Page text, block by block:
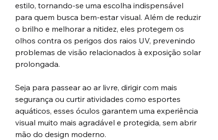
estilo, tornando-se uma escolha indispensável
para quem busca bem-estar visual. Além de reduzir
o brilho e melhorar a nitidez, eles protegem os
olhos contra os perigos dos raios UV, prevenindo
problemas de visão relacionados à exposição solar
prolongada.
Seja para passear ao ar livre, dirigir com mais
segurança ou curtir atividades como esportes
aquáticos, esses óculos garantem uma experiência
visual muito mais agradável e protegida, sem abrir
mão do design moderno.